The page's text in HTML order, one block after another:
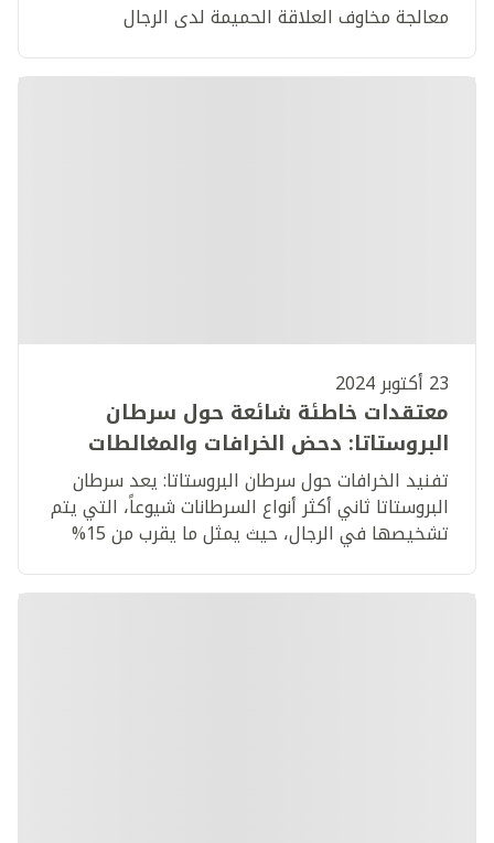
معالجة مخاوف العلاقة الحميمة لدى الرجال
23 أكتوبر 2024
معتقدات خاطئة شائعة حول سرطان
البروستاتا: دحض الخرافات والمغالطات
تفنيد الخرافات حول سرطان البروستاتا: يعد سرطان
البروستاتا ثاني أكثر أنواع السرطانات شيوعاً، التي يتم
تشخيصها في الرجال، حيث يمثل ما يقرب من 15%
على مستوى العالم أجمع. تعرف على المزيد.